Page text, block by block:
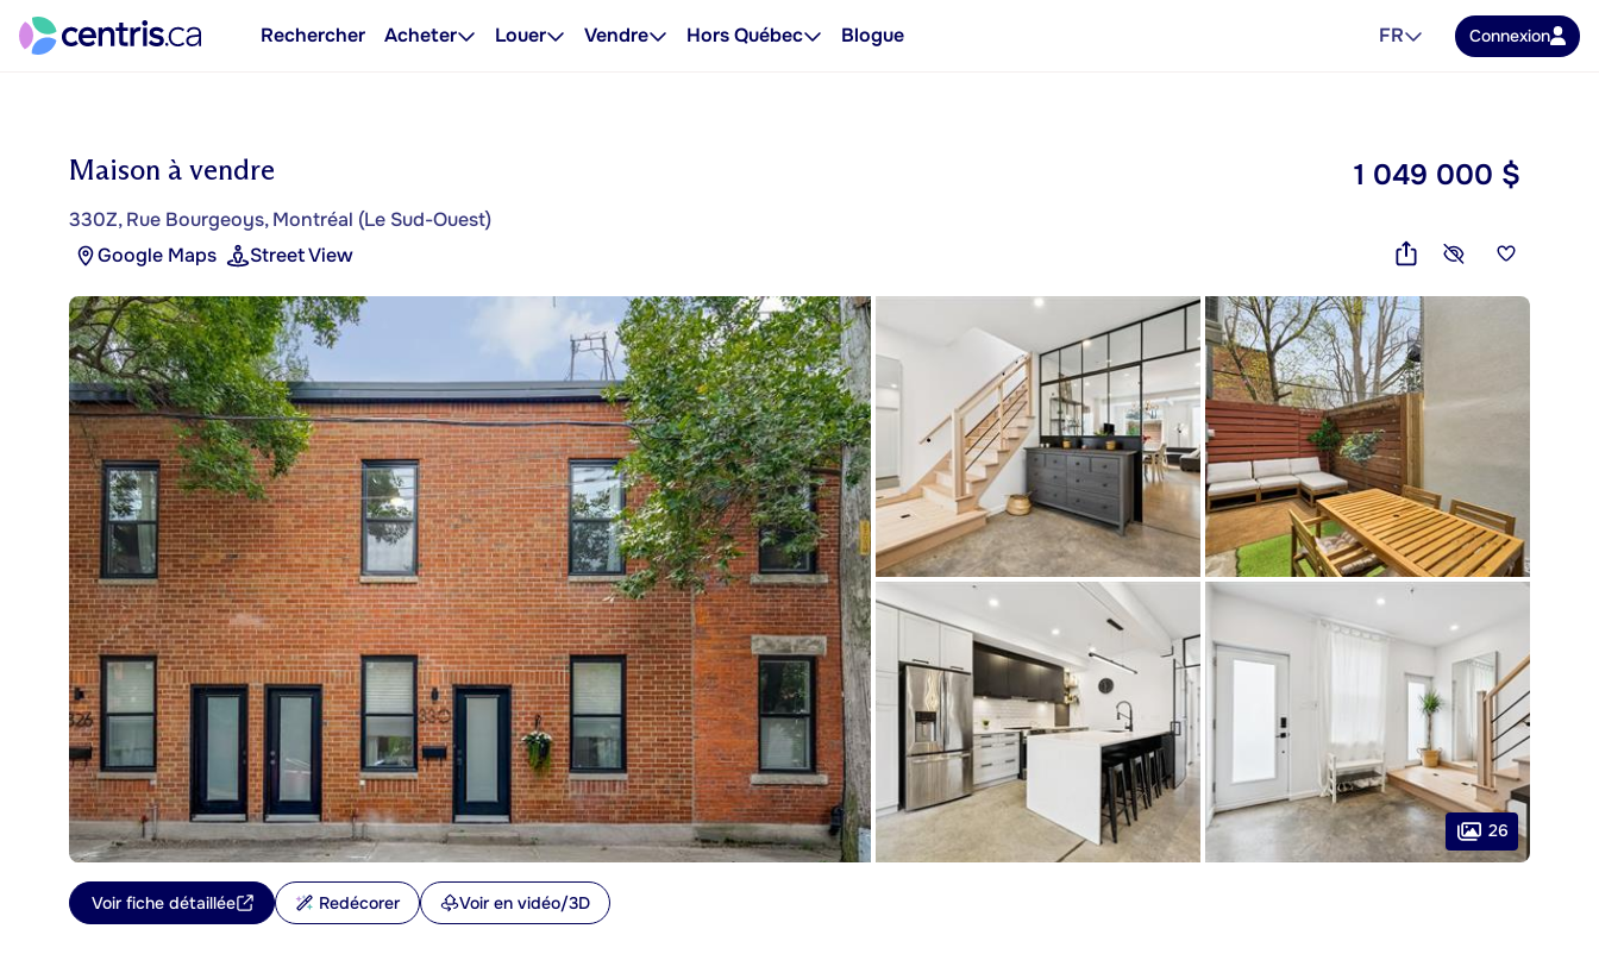
Rechercher Acheter Louer Vendre Hors Québec Blogue FR Connexion
Maison à vendre
330Z, Rue Bourgeoys, Montréal (Le Sud-Ouest)
Google Maps
Street View
1 049 000 $
26
Voir fiche détaillée Redécorer Voir en vidéo/3D